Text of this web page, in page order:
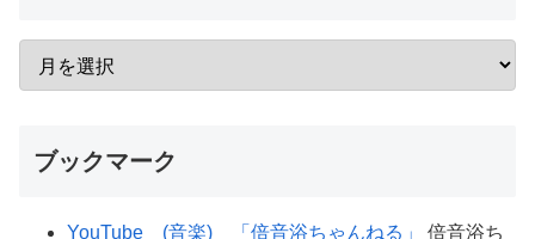
ブックマーク
YouTube (音楽) 「倍音浴ちゃんねる」 倍音浴ち